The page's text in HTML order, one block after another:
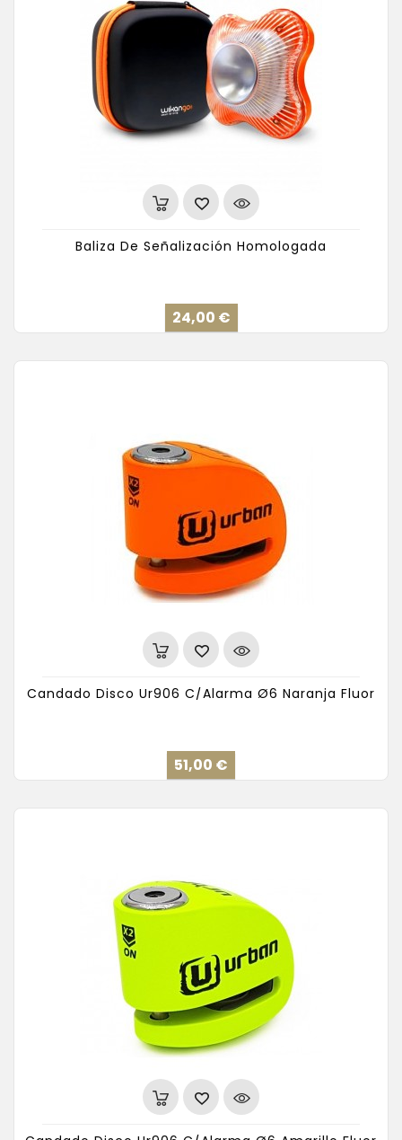
Baliza De Señalización Homologada
24,00 €
Candado Disco Ur906 C/Alarma Ø6 Naranja Fluor
51,00 €